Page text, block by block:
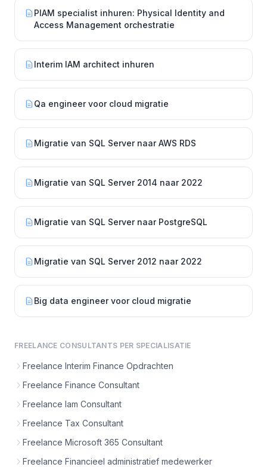
PIAM specialist inhuren: Physical Identity and
Access Management orchestratie
Interim IAM architect inhuren
Qa engineer voor cloud migratie
Migratie van SQL Server naar AWS RDS
Migratie van SQL Server 2014 naar 2022
Migratie van SQL Server naar PostgreSQL
Migratie van SQL Server 2012 naar 2022
Big data engineer voor cloud migratie
FREELANCE CONSULTANTS PER SPECIALISATIE
Freelance Interim Finance Opdrachten
Freelance Finance Consultant
Freelance Iam Consultant
Freelance Tax Consultant
Freelance Microsoft 365 Consultant
Freelance Financieel administratief medewerker